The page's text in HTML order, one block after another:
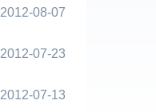
2012-08-07
2012-07-23
2012-07-13